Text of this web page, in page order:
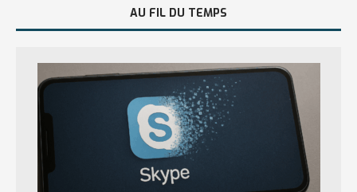
AU FIL DU TEMPS